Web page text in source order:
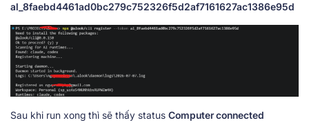
al_8faebd4461ad0bc279c752326f5d2af7161627ac1386e95d
Sau khi run xong thì sẽ thấy status Computer connected